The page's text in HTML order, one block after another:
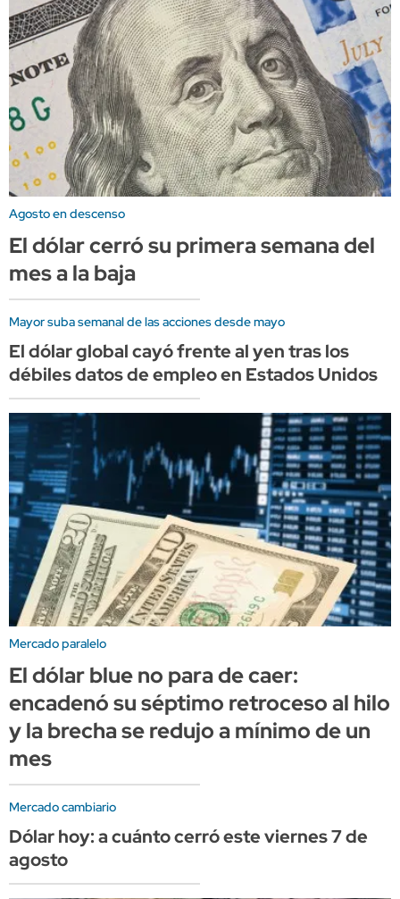
Agosto en descenso
El dólar cerró su primera semana del
mes a la baja
Mayor suba semanal de las acciones desde mayo
El dólar global cayó frente al yen tras los
débiles datos de empleo en Estados Unidos
Mercado paralelo
El dólar blue no para de caer:
encadenó su séptimo retroceso al hilo
y la brecha se redujo a mínimo de un
mes
Mercado cambiario
Dólar hoy: a cuánto cerró este viernes 7 de
agosto